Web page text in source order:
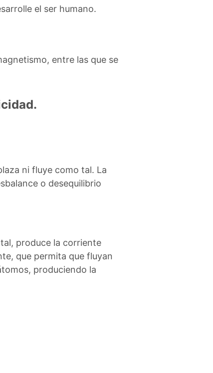
el ser humano.
entre las que se
ni fluye como tal. La
o desequilibrio
produce la corriente
que permita que fluyan
produciendo la